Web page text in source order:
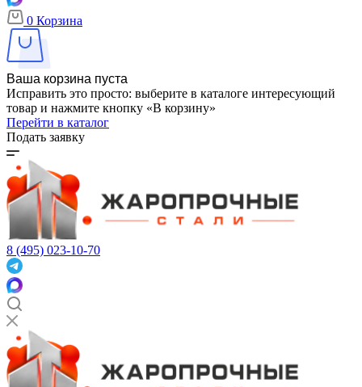
0 Корзина
Ваша корзина пуста
Исправить это просто: выберите в каталоге интересующий
товар и нажмите кнопку «В корзину»
Перейти в каталог
Подать заявку
8 (495) 023-10-70